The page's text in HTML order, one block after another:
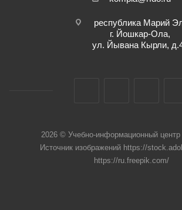
республика Марий
г. Йошкар-Ола,
ул. Йывана Кырли,
2026 © Учебно-информационный
Источник изображений https://
https://ru.freepik.com/